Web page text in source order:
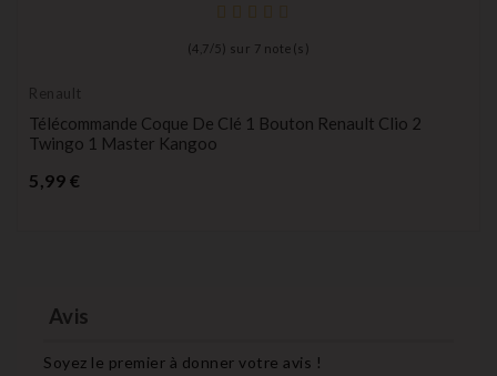
(4,7 / 5) sur 7 note(s)
Renault
Télécommande Coque De Clé 1 Bouton Renault Clio 2
Twingo 1 Master Kangoo
5,99 €
Avis
Soyez le premier à donner votre avis !